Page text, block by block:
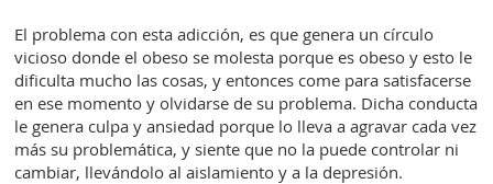
El problema con esta adicción, es que genera un círculo
vicioso donde el obeso se molesta porque es obeso y esto le
dificulta mucho las cosas, y entonces come para satisfacerse
en ese momento y olvidarse de su problema. Dicha conducta
le genera culpa y ansiedad porque lo lleva a agravar cada vez
más su problemática, y siente que no la puede controlar ni
cambiar, llevándolo al aislamiento y a la depresión.